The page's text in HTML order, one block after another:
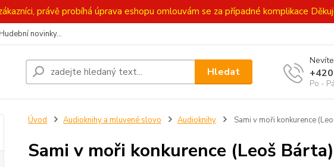
právě probíhá úprava eshopu omlouvám se za případné komplikace
novinky...
Hledat
Po -
Úvod Audioknihy a mluvené slovo Audioknihy Sami v moři konkurence
Sami v moři konkurence (Leoš